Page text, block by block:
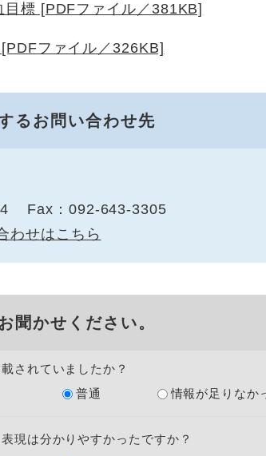
標 [PDFファイル／381KB]
ファイル／326KB]
るお問い合わせ先
Fax：092-643-3305
わせはこちら
聞かせください。
されていましたか？
普通 情報が足りなか
現は分かりやすかったですか？